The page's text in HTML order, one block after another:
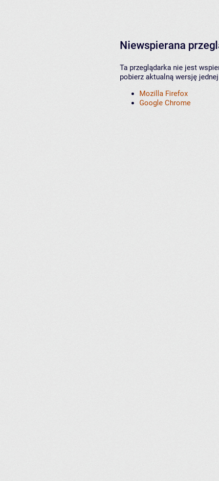
Niewspierana
Ta przeglądarka nie jest
pobierz aktualną wersję
Mozilla Firefox
Google Chrome